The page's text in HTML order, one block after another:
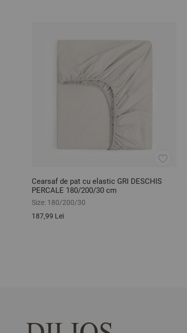
Cearsaf de pat cu elastic GRI DESCHIS
PERCALE 180/200/30 cm
Size: 180/200/30
187,99 Lei